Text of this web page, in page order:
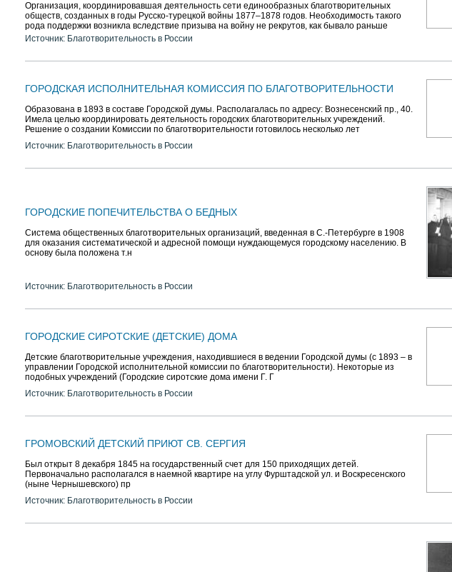
Организация, координировавшая деятельность сети единообразных благотворительных
обществ, созданных в годы Русско-турецкой войны 1877–1878 годов. Необходимость такого
рода поддержки возникла вследствие призыва на войну не рекрутов, как бывало раньше
Источник: Благотворительность в России
ГОРОДСКАЯ ИСПОЛНИТЕЛЬНАЯ КОМИССИЯ ПО БЛАГОТВОРИТЕЛЬНОСТИ
Образована в 1893 в составе Городской думы. Располагалась по адресу: Вознесенский пр., 40.
Имела целью координировать деятельность городских благотворительных учреждений.
Решение о создании Комиссии по благотворительности готовилось несколько лет
Источник: Благотворительность в России
ГОРОДСКИЕ ПОПЕЧИТЕЛЬСТВА О БЕДНЫХ
Система общественных благотворительных организаций, введенная в С.-Петербурге в 1908
для оказания систематической и адресной помощи нуждающемуся городскому населению. В
основу была положена т.н
Источник: Благотворительность в России
ГОРОДСКИЕ СИРОТСКИЕ (ДЕТСКИЕ) ДОМА
Детские благотворительные учреждения, находившиеся в ведении Городской думы (с 1893 – в
управлении Городской исполнительной комиссии по благотворительности). Некоторые из
подобных учреждений (Городские сиротские дома имени Г. Г
Источник: Благотворительность в России
ГРОМОВСКИЙ ДЕТСКИЙ ПРИЮТ СВ. СЕРГИЯ
Был открыт 8 декабря 1845 на государственный счет для 150 приходящих детей.
Первоначально располагался в наемной квартире на углу Фурштадской ул. и Воскресенского
(ныне Чернышевского) пр
Источник: Благотворительность в России